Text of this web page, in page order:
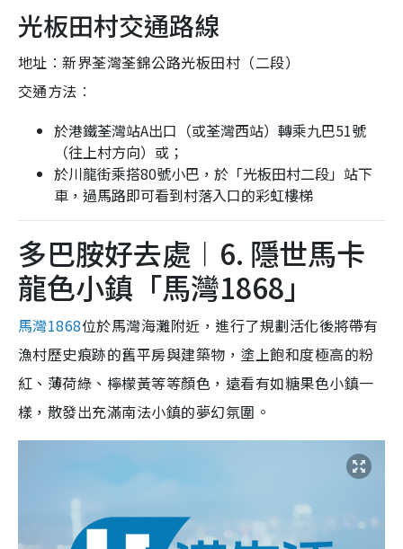
光板田村交通路線
地址︰新界荃灣荃錦公路光板田村（二段）
交通方法︰
於港鐵荃灣站A出口（或荃灣西站）轉乘九巴51號
（往上村方向）或；
於川龍街乘搭80號小巴，於「光板田村二段」站下
車，過馬路即可看到村落入口的彩虹樓梯
多巴胺好去處︱6. 隱世馬卡
龍色小鎮「馬灣1868」
馬灣1868位於馬灣海灘附近，進行了規劃活化後將帶有
漁村歷史痕跡的舊平房與建築物，塗上飽和度極高的粉
紅、薄荷綠、檸檬黃等等顏色，遠看有如糖果色小鎮一
樣，散發出充滿南法小鎮的夢幻氛圍。